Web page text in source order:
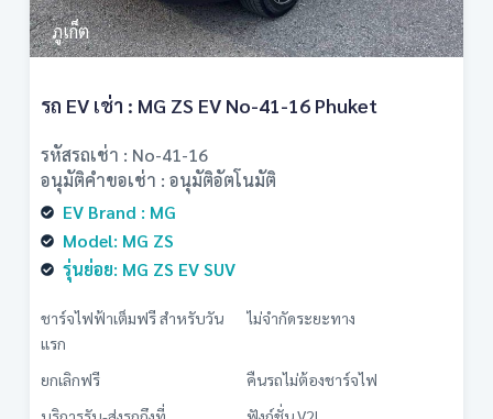
ภูเก็ต
รถ EV เช่า : MG ZS EV No-41-16 Phuket
รหัสรถเช่า : No-41-16
อนุมัติคำขอเช่า : อนุมัติอัตโนมัติ
EV Brand : MG
Model: MG ZS
รุ่นย่อย: MG ZS EV SUV
ชาร์จไฟฟ้าเต็มฟรี สำหรับวัน
แรก
ไม่จำกัดระยะทาง
ยกเลิกฟรี
คืนรถไม่ต้องชาร์จไฟ